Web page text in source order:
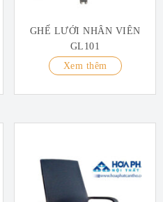
GHẾ LƯỚI NHÂN VIÊN
GL101
Xem thêm